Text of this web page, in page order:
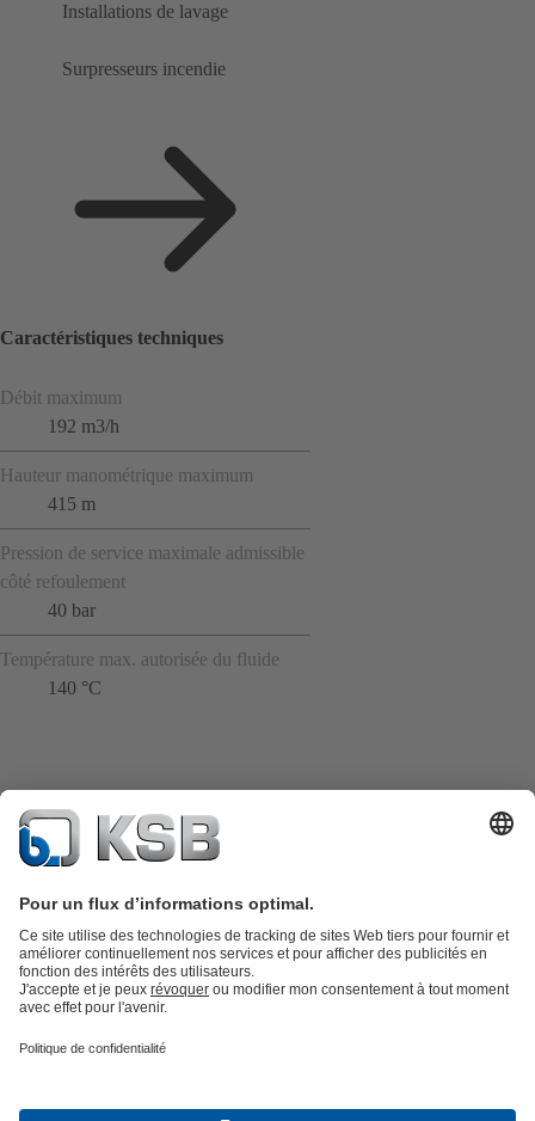
Installations de lavage
Surpresseurs incendie
Caractéristiques techniques
Débit maximum
192 m3/h
Hauteur manométrique maximum
415 m
Pression de service maximale admissible
côté refoulement
40 bar
Température max. autorisée du fluide
140 °C
Catalogue produitsKSB SupremeServ : Pièces de rechange